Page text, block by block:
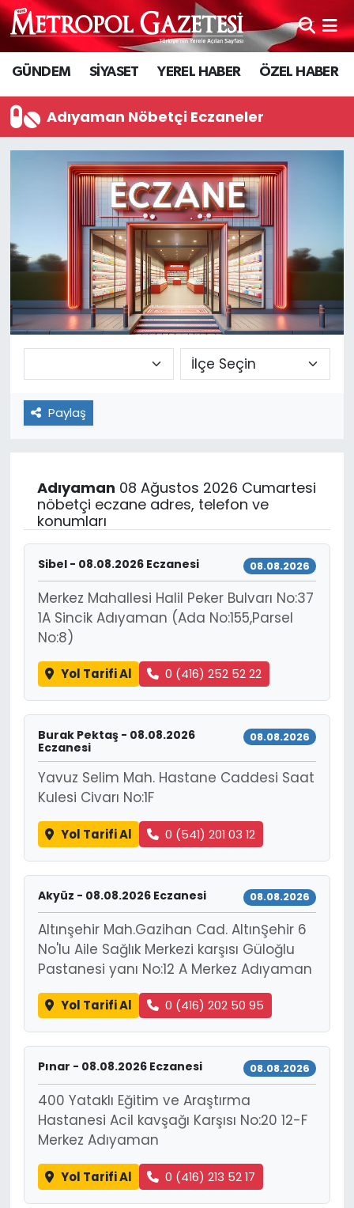
GÜNDEM SİYASET YEREL HABER ÖZEL HABER
Adıyaman Nöbetçi Eczaneler
Paylaş
Adıyaman 08 Ağustos 2026 Cumartesi
nöbetçi eczane adres, telefon ve
konumları
Sibel - 08.08.2026 Eczanesi 08.08.2026
Merkez Mahallesi Halil Peker Bulvarı No:37
1A Sincik Adıyaman (Ada No:155,Parsel
No:8)
Yol Tarifi Al 0 (416) 252 52 22
Burak Pektaş - 08.08.2026
Eczanesi
08.08.2026
Yavuz Selim Mah. Hastane Caddesi Saat
Kulesi Civarı No:1F
Yol Tarifi Al 0 (541) 201 03 12
Akyüz - 08.08.2026 Eczanesi 08.08.2026
Altınşehir Mah.Gazihan Cad. AltınŞehir 6
No'lu Aile Sağlık Merkezi karşısı Güloğlu
Pastanesi yanı No:12 A Merkez Adıyaman
Yol Tarifi Al 0 (416) 202 50 95
Pınar - 08.08.2026 Eczanesi 08.08.2026
400 Yataklı Eğitim ve Araştırma
Hastanesi Acil kavşağı Karşısı No:20 12-F
Merkez Adıyaman
Yol Tarifi Al 0 (416) 213 52 17
Hava Durumu
Trafik Durumu
Süper Lig Puan Durumu ve Fikstür
Tüm Manşetler
Son Dakika Haberleri
Haber Arşivi